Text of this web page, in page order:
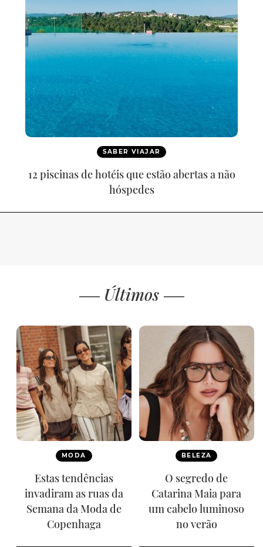
SABER VIAJAR
12 piscinas de hotéis que estão abertas a não
hóspedes
Últimos
MODA
Estas tendências
invadiram as ruas da
Semana da Moda de
Copenhaga
BELEZA
O segredo de
Catarina Maia para
um cabelo luminoso
no verão